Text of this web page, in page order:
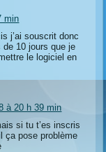
min
j’ai souscrit donc
10 jours que je
le logiciel en
à 20 h 39 min
si tu t’es inscris
ça pose problème